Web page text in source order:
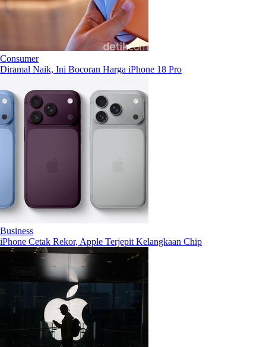
Consumer
Diramal Naik, Ini Bocoran Harga iPhone 18 Pro
Business
iPhone Cetak Rekor, Apple Terjepit Kelangkaan Chip